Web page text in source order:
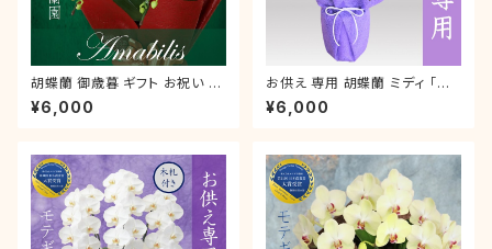
胡蝶蘭 御歳暮 ギフト お祝い 叙
勲 就任祝い ミディ「スーパーア
マビリス」 2本立 ラッピング付き
¥6,000
お供え 専用 胡蝶蘭 ミディ 「ア
マビリス」 2本立 ラッピング付き
お悔やみ お盆 初盆 新盆 喪中
¥6,000